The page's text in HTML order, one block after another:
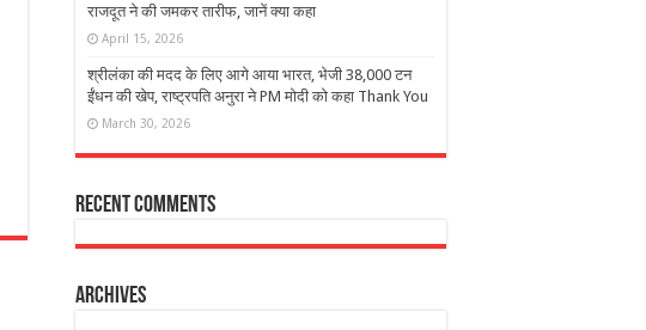
राजदूत ने की जमकर तारीफ, जानें क्या कहा
April 15, 2026
श्रीलंका की मदद के लिए आगे आया भारत, भेजी 38,000 टन
ईंधन की खेप, राष्ट्रपति अनुरा ने PM मोदी को कहा Thank You
March 30, 2026
Recent Comments
Archives